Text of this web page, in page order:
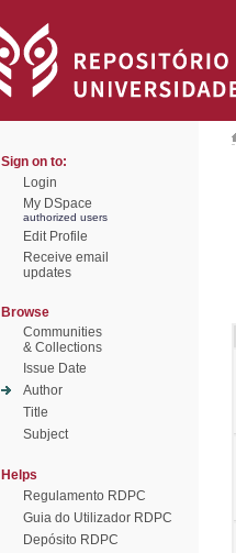
Sign on to:
Login
My DSpace
authorized users
Edit Profile
Receive email
updates
Browse
Communities
& Collections
Issue Date
Author
Title
Subject
Helps
Regulamento RDPC
Guia do Utilizador RDPC
Depósito RDPC